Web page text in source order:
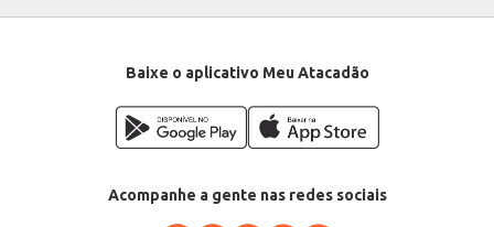
Cor: Vermelha com Glitter
Baixe o aplicativo Meu Atacadão
Acompanhe a gente nas redes sociais